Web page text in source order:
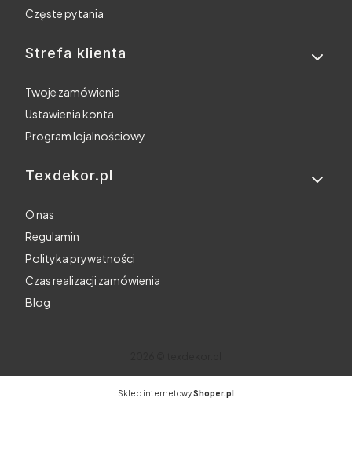
Częste pytania
Strefa klienta
Twoje zamówienia
Ustawienia konta
Program lojalnościowy
Texdekor.pl
O nas
Regulamin
Polityka prywatności
Czas realizacji zamówienia
Blog
Sklep internetowyShoper.pl